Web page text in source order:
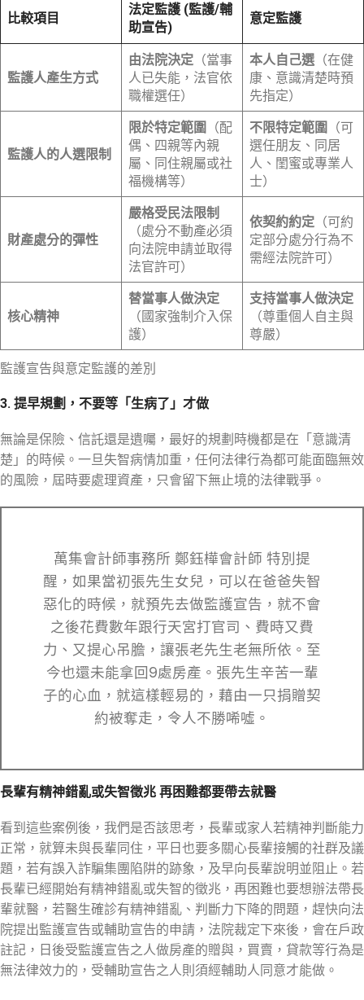
比較項目
法定監護 (監護/輔
助宣告)
意定監護
監護人產生方式
由法院決定 （當事
人已失能，法官依
職權選任）
本人自己選 （在健
康、意識清楚時預
先指定）
監護人的人選限制
限於特定範圍 （配
偶、四親等內親
屬、同住親屬或社
福機構等）
不限特定範圍 （可
選任朋友、同居
人、閨蜜或專業人
士）
財產處分的彈性
嚴格受民法限制
（處分不動產必須
向法院申請並取得
法官許可）
依契約約定 （可約
定部分處分行為不
需經法院許可）
核心精神
替當事人做決定
（國家強制介入保
護）
支持當事人做決定
（尊重個人自主與
尊嚴）
監護宣告與意定監護的差別
3. 提早規劃，不要等「生病了」才做
無論是保險、信託還是遺囑，最好的規劃時機都是在「意識清
楚」的時候。一旦失智病情加重，任何法律行為都可能面臨無效
的風險，屆時要處理資產，只會留下無止境的法律戰爭。
萬集會計師事務所 鄭鈺樺會計師 特別提
醒，如果當初張先生女兒，可以在爸爸失智
惡化的時候，就預先去做監護宣告，就不會
之後花費數年跟行天宮打官司、費時又費
力、又提心吊膽，讓張老先生老無所依。至
今也還未能拿回9處房產。張先生辛苦一輩
子的心血，就這樣輕易的，藉由一只捐贈契
約被奪走，令人不勝唏噓。
長輩有精神錯亂或失智徵兆 再困難都要帶去就醫
看到這些案例後，我們是否該思考，長輩或家人若精神判斷能力
正常，就算未與長輩同住，平日也要多關心長輩接觸的社群及議
題，若有誤入詐騙集團陷阱的跡象，及早向長輩說明並阻止。若
長輩已經開始有精神錯亂或失智的徵兆，再困難也要想辦法帶長
輩就醫，若醫生確診有精神錯亂、判斷力下降的問題，趕快向法
院提出監護宣告或輔助宣告的申請，法院裁定下來後，會在戶政
註記，日後受監護宣告之人做房產的贈與，買賣，貸款等行為是
無法律效力的，受輔助宣告之人則須經輔助人同意才能做。